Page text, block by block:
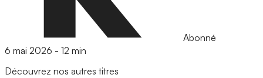
Abonné
6 mai 2026 - 12 min
Découvrez nos autres titres